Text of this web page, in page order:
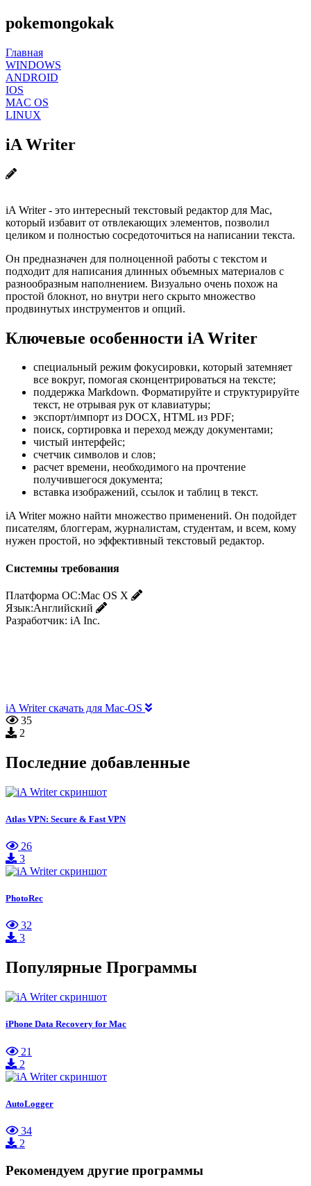
pokemongokak
Главная
WINDOWS
ANDROID
IOS
MAC OS
LINUX
iA Writer
iA Writer - это интересный текстовый редактор для Mac,
который избавит от отвлекающих элементов, позволил
целиком и полностью сосредоточиться на написании текста.
Он предназначен для полноценной работы с текстом и
подходит для написания длинных объемных материалов с
разнообразным наполнением. Визуально очень похож на
простой блокнот, но внутри него скрыто множество
продвинутых инструментов и опций.
Ключевые особенности iA Writer
специальный режим фокусировки, который затемняет
все вокруг, помогая сконцентрироваться на тексте;
поддержка Markdown. Форматируйте и структурируйте
текст, не отрывая рук от клавиатуры;
экспорт/импорт из DOCX, HTML из PDF;
поиск, сортировка и переход между документами;
чистый интерфейс;
счетчик символов и слов;
расчет времени, необходимого на прочтение
получившегося документа;
вставка изображений, ссылок и таблиц в текст.
iA Writer можно найти множество применений. Он подойдет
писателям, блоггерам, журналистам, студентам, и всем, кому
нужен простой, но эффективный текстовый редактор.
Системны требования
Платформа ОС:Mac OS X
Язык:Английский
Разработчик: iA Inc.
iA Writer скачать для Mac-OS
35
2
Последние добавленные
Atlas VPN: Secure & Fast VPN
26
3
PhotoRec
32
3
Популярные Программы
iPhone Data Recovery for Mac
21
2
AutoLogger
34
2
Рекомендуем другие программы